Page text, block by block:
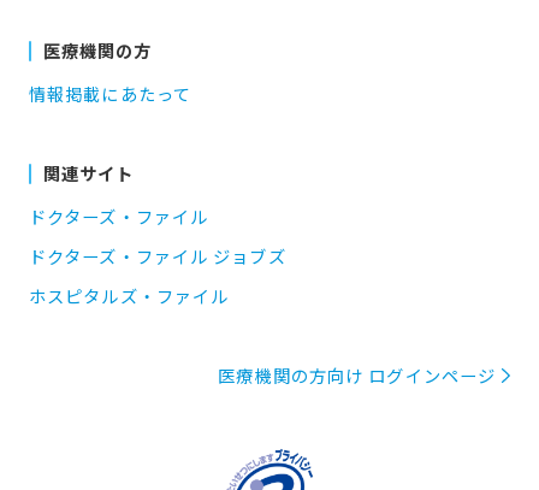
医療機関の方
情報掲載にあたって
関連サイト
ドクターズ・ファイル
ドクターズ・ファイル ジョブズ
ホスピタルズ・ファイル
医療機関の方向け ログインページ